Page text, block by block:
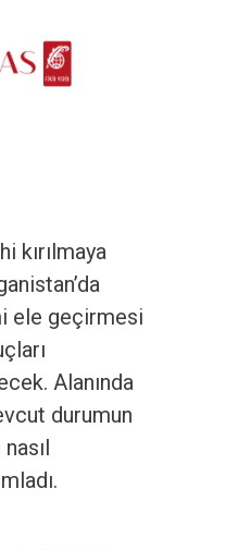
kırılmaya
ele geçirmesi
Alanında
durumun